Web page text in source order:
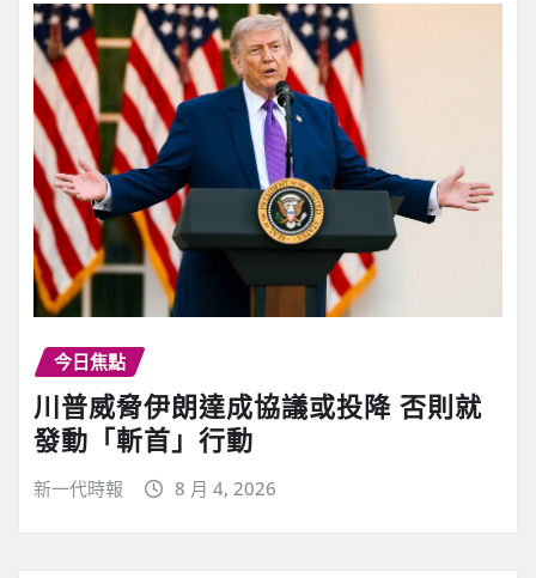
今日焦點
川普威脅伊朗達成協議或投降 否則就
發動「斬首」行動
新一代時報 8 月 4, 2026